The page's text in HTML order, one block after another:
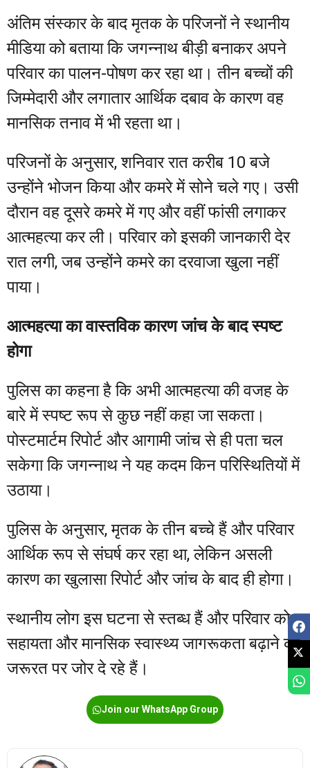
अंतिम संस्कार के बाद मृतक के परिजनों ने स्थानीय
मीडिया को बताया कि जगन्नाथ बीड़ी बनाकर अपने
परिवार का पालन-पोषण कर रहा था। तीन बच्चों की
जिम्मेदारी और लगातार आर्थिक दबाव के कारण वह
मानसिक तनाव में भी रहता था।
परिजनों के अनुसार, शनिवार रात करीब 10 बजे
उन्होंने भोजन किया और कमरे में सोने चले गए। उसी
दौरान वह दूसरे कमरे में गए और वहीं फांसी लगाकर
आत्महत्या कर ली। परिवार को इसकी जानकारी देर
रात लगी, जब उन्होंने कमरे का दरवाजा खुला नहीं
पाया।
आत्महत्या का वास्तविक कारण जांच के बाद स्पष्ट
होगा
पुलिस का कहना है कि अभी आत्महत्या की वजह के
बारे में स्पष्ट रूप से कुछ नहीं कहा जा सकता।
पोस्टमार्टम रिपोर्ट और आगामी जांच से ही पता चल
सकेगा कि जगन्नाथ ने यह कदम किन परिस्थितियों में
उठाया।
पुलिस के अनुसार, मृतक के तीन बच्चे हैं और परिवार
आर्थिक रूप से संघर्ष कर रहा था, लेकिन असली
कारण का खुलासा रिपोर्ट और जांच के बाद ही होगा।
स्थानीय लोग इस घटना से स्तब्ध हैं और परिवार को
सहायता और मानसिक स्वास्थ्य जागरूकता बढ़ाने की
जरूरत पर जोर दे रहे हैं।
Join our WhatsApp Group